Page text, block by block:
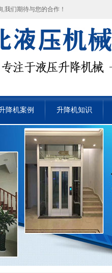
我们期待与您的合作！
降机案例 升降机知识